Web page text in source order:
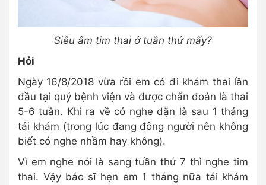
Siêu âm tim thai ở tuần thứ mấy?
Hỏi
Ngày 16/8/2018 vừa rồi em có đi khám thai lần
đầu tại quý bệnh viện và được chẩn đoán là thai
5-6 tuần. Khi ra về có nghe dặn là sau 1 tháng
tái khám (trong lúc đang đông người nên không
biết có nghe nhầm hay không).
Vì em nghe nói là sang tuần thứ 7 thì nghe tim
thai. Vậy bác sĩ hẹn em 1 tháng nữa tái khám